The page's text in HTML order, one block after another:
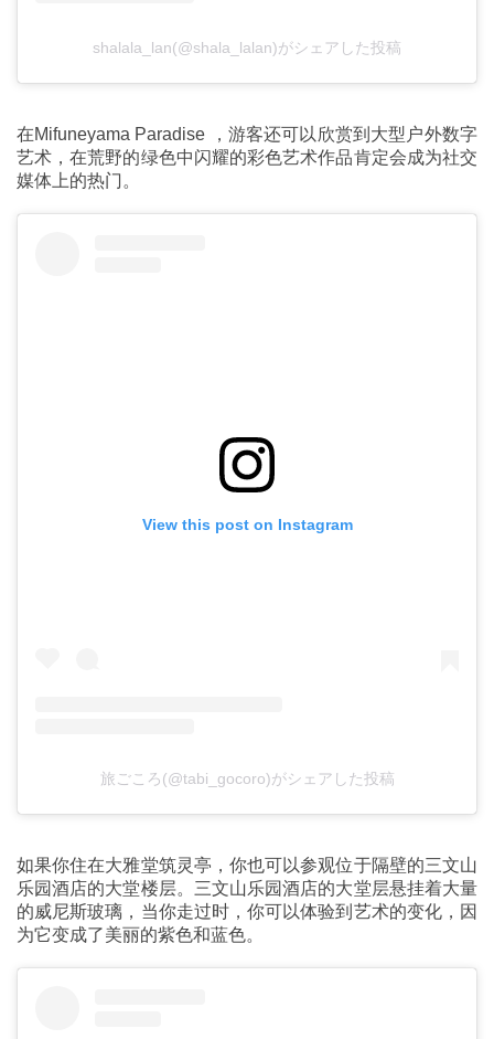
shalala_lan(@shala_lalan)がシェアした投稿
在Mifuneyama Paradise ，游客还可以欣赏到大型户外数字
艺术，在荒野的绿色中闪耀的彩色艺术作品肯定会成为社交
媒体上的热门。
View this post on Instagram
旅ごころ(@tabi_gocoro)がシェアした投稿
如果你住在大雅堂筑灵亭，你也可以参观位于隔壁的三文山
乐园酒店的大堂楼层。三文山乐园酒店的大堂层悬挂着大量
的威尼斯玻璃，当你走过时，你可以体验到艺术的变化，因
为它变成了美丽的紫色和蓝色。